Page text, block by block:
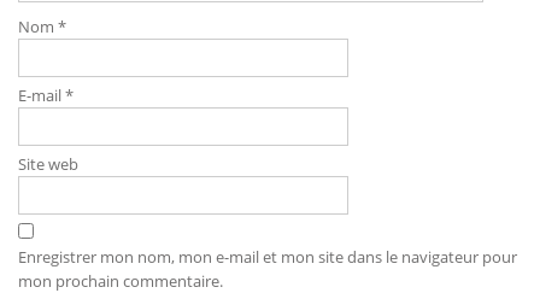
Nom *
E-mail*
Site web
Enregistrer mon nom, mon e-mail et mon site dans le navigateur pour
mon prochain commentaire.